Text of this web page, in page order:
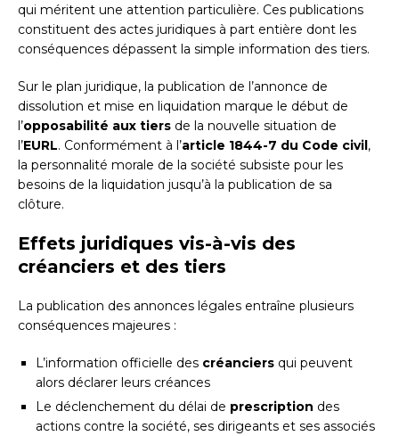
qui méritent une attention particulière. Ces publications
constituent des actes juridiques à part entière dont les
conséquences dépassent la simple information des tiers.
Sur le plan juridique, la publication de l’annonce de
dissolution et mise en liquidation marque le début de
l’opposabilité aux tiers de la nouvelle situation de
l’EURL. Conformément à l’article 1844-7 du Code civil,
la personnalité morale de la société subsiste pour les
besoins de la liquidation jusqu’à la publication de sa
clôture.
Effets juridiques vis-à-vis des
créanciers et des tiers
La publication des annonces légales entraîne plusieurs
conséquences majeures :
L’information officielle des créanciers qui peuvent
alors déclarer leurs créances
Le déclenchement du délai de prescription des
actions contre la société, ses dirigeants et ses associés